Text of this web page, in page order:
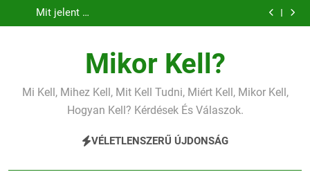
a
vérnyomás?
alacsony vas?
Mit jelent az
alacsony
Mikor Kell?
Mi Kell, Mihez Kell, Mit Kell Tudni, Miért Kell, Mikor Kell,
Hogyan Kell? Kérdések És Válaszok.
VÉLETLENSZERŰ ÚJDONSÁG